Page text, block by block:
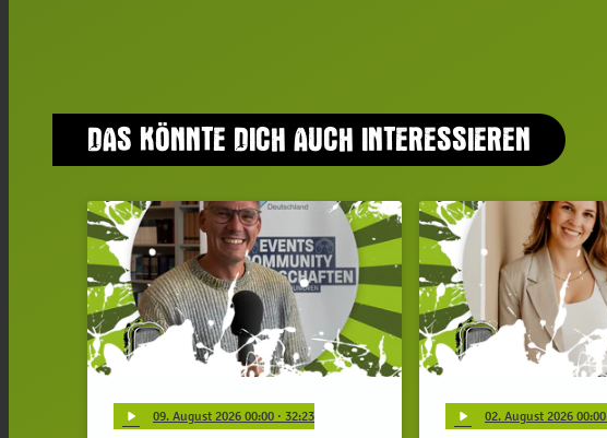
DAS KÖNNTE DICH AUCH INTERESSIEREN
play_arrow 09. August 2026 00:00 · 32:23 play_arrow 02. August 2026 00:00